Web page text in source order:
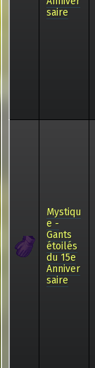
saire
Mystiqu
e -
Gants
étoilés
du 15e
Anniver
saire